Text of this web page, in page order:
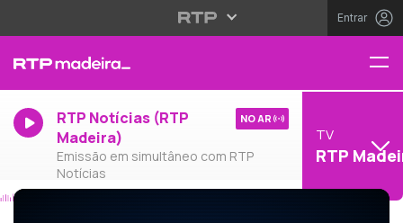
Entrar
RTP Notícias (RTP
Madeira)
Emissão em simultâneo com RTP
Notícias
NO AR
TV
RTP